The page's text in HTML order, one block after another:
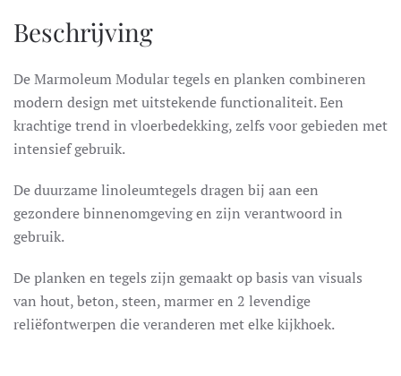
Beschrijving
De Marmoleum Modular tegels en planken combineren
modern design met uitstekende functionaliteit. Een
krachtige trend in vloerbedekking, zelfs voor gebieden met
intensief gebruik.
De duurzame linoleumtegels dragen bij aan een
gezondere binnenomgeving en zijn verantwoord in
gebruik.
De planken en tegels zijn gemaakt op basis van visuals
van hout, beton, steen, marmer en 2 levendige
reliëfontwerpen die veranderen met elke kijkhoek.